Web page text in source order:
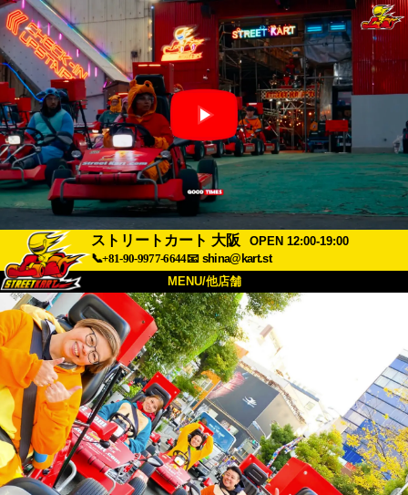
ストリートカート 大阪
OPEN 12:00-19:00
📞+81-90-9977-6644📧 shina@kart.st
MENU/他店舗
トップ
概要 車両
アクセス 評価
会社 予約
他店舗
東京 品川 東京 秋葉原 #1